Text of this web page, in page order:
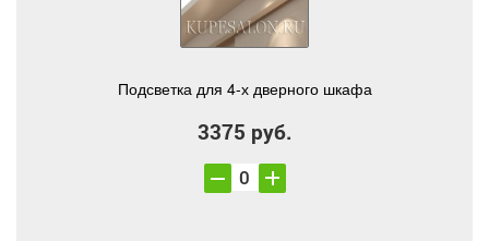
Подсветка для 4-х дверного шкафа
3375 руб.